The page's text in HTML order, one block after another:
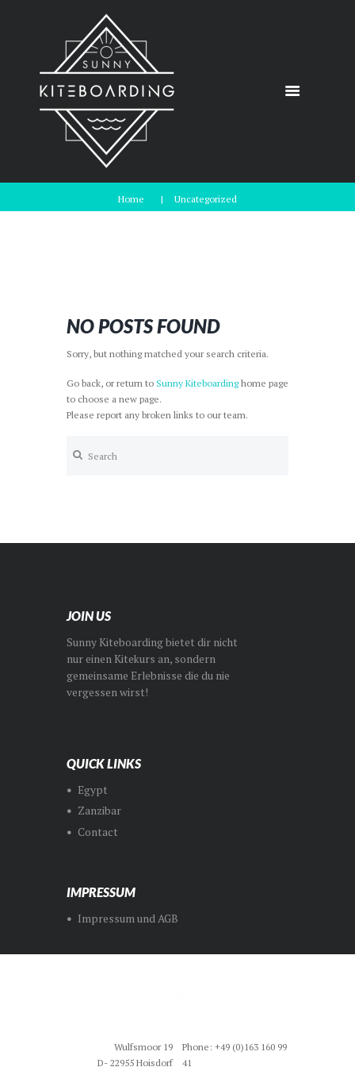
Home Uncategorized
NO POSTS FOUND
Sorry, but nothing matched your search criteria.
Go back, or return to Sunny Kiteboardinghome page
to choose a new page.
Please report any broken links to our team.
JOIN US
Sunny Kiteboarding bietet dir nicht
nur einen Kitekurs an, sondern
gemeinsame Erlebnisse die du nie
vergessen wirst!
QUICK LINKS
Egypt
Zanzibar
Contact
IMPRESSUM
Impressum und AGB
Phone: +49 (0)163 160 99
41
Wulfsmoor 19
D- 22955 Hoisdorf